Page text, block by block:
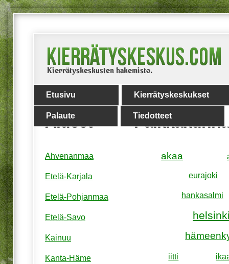
Etusivu Kierrätyskeskukset
Palaute Tiedotteet
akaa
eurajoki
hankasalmi
iitti
Alueet
Ahvenanmaa
Etelä-Karjala
Etelä-Pohjanmaa
Etelä-Savo
Kainuu
Kanta-Häme